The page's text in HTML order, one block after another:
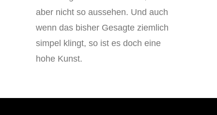
aber nicht so aussehen. Und auch
wenn das bisher Gesagte ziemlich
simpel klingt, so ist es doch eine
hohe Kunst.